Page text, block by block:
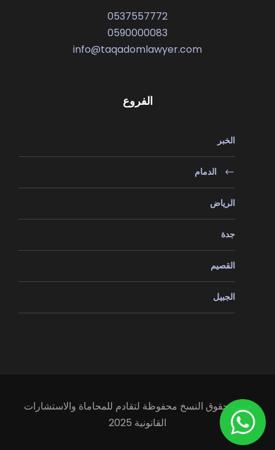
0537557772
0590000083
info@taqadomlawyer.com
الفروع
الخبر
الدمام
الرياض
جدة
القصيم
الجبيل
جميع حقوق النسخ محفوظة لتقادم للمحاماة والاستشارات
القانونية 2025